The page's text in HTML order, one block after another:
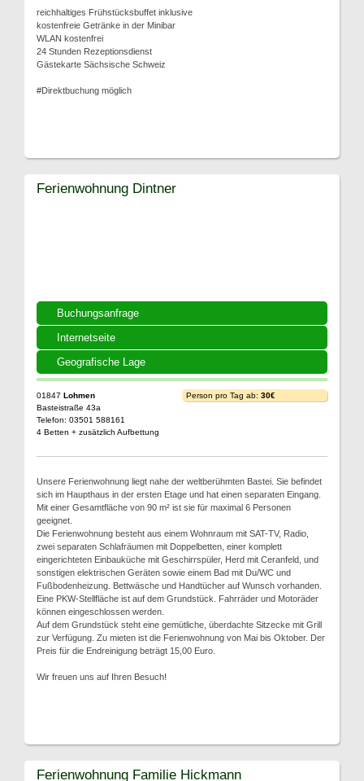
reichhaltiges Frühstücksbuffet inklusive
kostenfreie Getränke in der Minibar
WLAN kostenfrei
24 Stunden Rezeptionsdienst
Gästekarte Sächsische Schweiz
#Direktbuchung möglich
Buchungsanfrage
Internetseite
Geografische Lage
Ferienwohnung Dintner
01847 Lohmen
Basteistraße 43a
Telefon: 03501 588161
4 Betten + zusätzlich Aufbettung
Person pro Tag ab: 30€
Unsere Ferienwohnung liegt nahe der weltberühmten Bastei. Sie befindet
sich im Haupthaus in der ersten Etage und hat einen separaten Eingang.
Mit einer Gesamtfläche von 90 m² ist sie für maximal 6 Personen
geeignet.
Die Ferienwohnung besteht aus einem Wohnraum mit SAT-TV, Radio,
zwei separaten Schlafräumen mit Doppelbetten, einer komplett
eingerichteten Einbauküche mit Geschirrspüler, Herd mit Ceranfeld, und
sonstigen elektrischen Geräten sowie einem Bad mit Du/WC und
Fußbodenheizung. Bettwäsche und Handtücher auf Wunsch vorhanden.
Eine PKW-Stellfläche ist auf dem Grundstück. Fahrräder und Motoräder
können eingeschlossen werden.
Auf dem Grundstück steht eine gemütliche, überdachte Sitzecke mit Grill
zur Verfügung. Zu mieten ist die Ferienwohnung von Mai bis Oktober. Der
Preis für die Endreinigung beträgt 15,00 Euro.
Wir freuen uns auf Ihren Besuch!
Ferienwohnung Familie Hickmann